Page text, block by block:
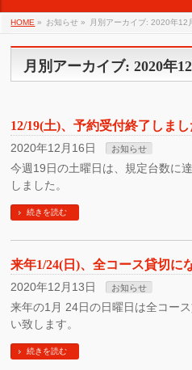
HOME » お知らせ » 月別アーカイブ: 2020年12
月別アーカイブ: 2020年12
12/19(土)、予約受付終了しまし
2020年12月16日 お知らせ
今週19日の土曜日は、規定台数に
しました。
続きを読む
来年1/24(日)、全コース貸切に
2020年12月13日 お知らせ
来年の1月 24日の日曜日は全コー
い致します。
続きを読む